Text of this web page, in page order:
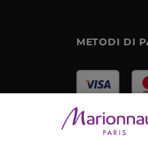
METODI DI
Marionnaud
Largo Fiera